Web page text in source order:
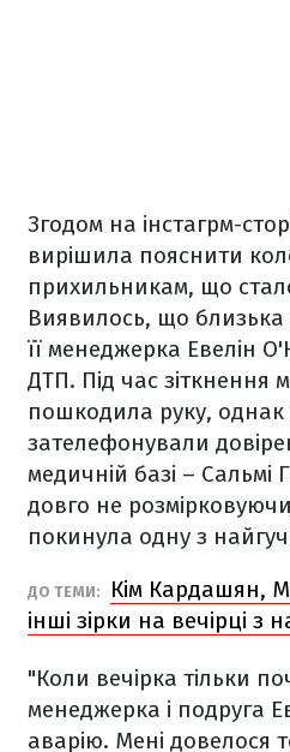
Згодом на інстагрм-
вирішила пояснити
прихильникам, що
Виявилось, що близька
її менеджерка Евелін
ДТП. Під час зіткнення
пошкодила руку,
зателефонували
медичній базі – Сальмі
довго не
покинула одну з
ДО ТЕМИ:
Кім Кардашян,
інші зірки на вечірці з
"Коли вечірка тільки
менеджерка і подруга
аварію. Мені довелося